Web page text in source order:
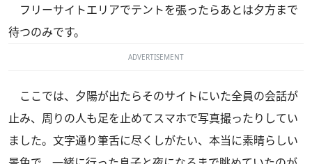
フリーサイトエリアでテントを張ったらあとは夕方まで
待つのみです。
ADVERTISEMENT
ここでは、夕陽が出たらそのサイトにいた全員の会話が
止み、周りの人も足を止めてスマホで写真撮ったりしてい
ました。文字通り筆舌に尽くしがたい、本当に素晴らしい